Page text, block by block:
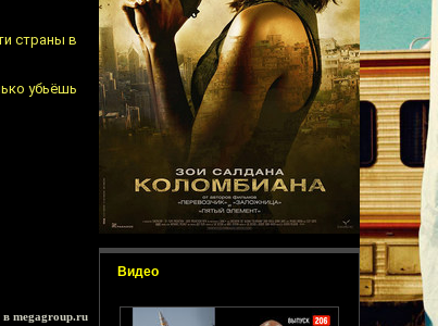
Видео
страны в
убьёшь
в megagroup.ru